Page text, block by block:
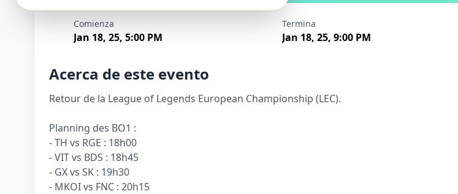
LEC Segment Régional 2025 #1
Comienza
Jan 18, 25, 5:00 PM
Termina
Jan 18, 25, 9:00 PM
Acerca de este evento
Retour de la League of Legends European Championship (LEC).
Planning des BO1 :
- TH vs RGE : 18h00
- VIT vs BDS : 18h45
- GX vs SK : 19h30
- MKOI vs FNC : 20h15